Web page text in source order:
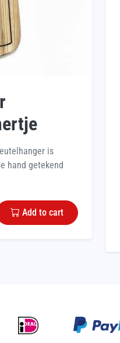
is
hand getekend
Add to cart